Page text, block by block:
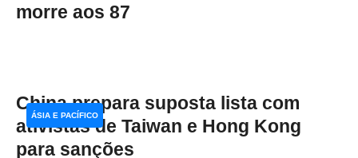
morre aos 87
China prepara suposta lista com
ativistas de Taiwan e Hong Kong
para sanções
ÁSIA E PACÍFICO